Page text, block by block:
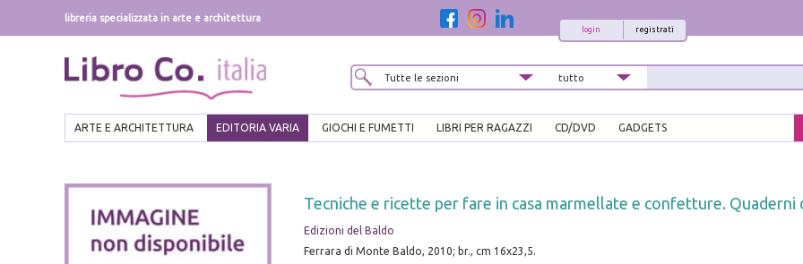
libreria specializzata in arte e architettura
registrati
login
ARTE E ARCHITETTURA EDITORIA VARIA GIOCHI E FUMETTI LIBRI PER RAGAZZI CD/DVD GADGETS
Tecniche e ricette per fare in casa marmellate e confetture. Quaderni
Edizioni del Baldo
Ferrara di Monte Baldo, 2010; br., cm 16x23,5.